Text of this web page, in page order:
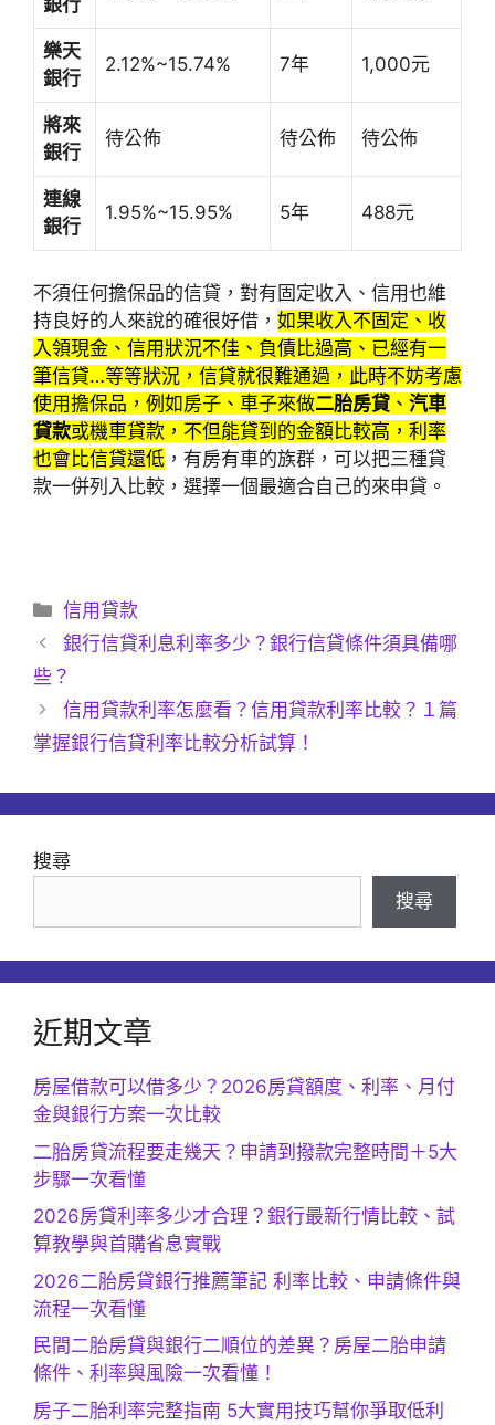
銀行
樂天
銀行
2.12%~15.74% 7年 1,000元
將來
銀行
待公佈 待公佈 待公佈
連線
銀行
1.95%~15.95% 5年 488元
不須任何擔保品的信貸，對有固定收入、信用也維
持良好的人來說的確很好借， 如果收入不固定、收
入領現金、信用狀況不佳、負債比過高、已經有一
筆信貸…等等狀況，信貸就很難通過，此時不妨考慮
使用擔保品，例如房子、車子來做二胎房貸 、 汽車
貸款或機車貸款，不但能貸到的金額比較高，利率
也會比信貸還低 ，有房有車的族群，可以把三種貸
款一併列入比較，選擇一個最適合自己的來申貸。
分
類
信用貸款
銀行信貸利息利率多少？銀行信貸條件須具備哪
些？
信用貸款利率怎麼看？信用貸款利率比較？１篇
掌握銀行信貸利率比較分析試算！
搜尋
搜尋
近期文章
房屋借款可以借多少？2026房貸額度、利率、月付
金與銀行方案一次比較
二胎房貸流程要走幾天？申請到撥款完整時間＋5大
步驟一次看懂
2026房貸利率多少才合理？銀行最新行情比較、試
算教學與首購省息實戰
2026二胎房貸銀行推薦筆記 利率比較、申請條件與
流程一次看懂
民間二胎房貸與銀行二順位的差異？房屋二胎申請
條件、利率與風險一次看懂！
房子二胎利率完整指南 5大實用技巧幫你爭取低利